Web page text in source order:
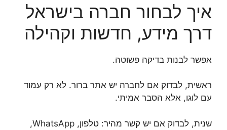
איך לבחור חברה בישראל
דרך מידע, חדשות וקהילה
אפשר לבנות בדיקה פשוטה.
ראשית, לבדוק אם לחברה יש אתר ברור. לא רק עמוד
עם לוגו, אלא הסבר אמיתי.
שנית, לבדוק אם יש קשר מהיר: טלפון, WhatsApp,